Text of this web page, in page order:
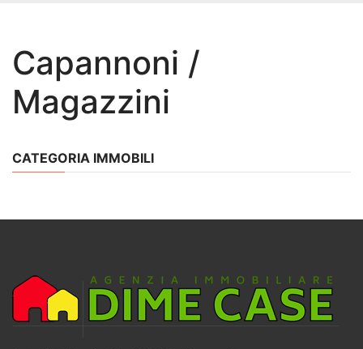
Capannoni /
Magazzini
CATEGORIA IMMOBILI